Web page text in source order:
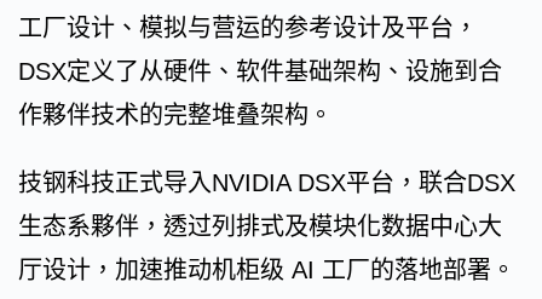
工厂设计、模拟与营运的参考设计及平台，
DSX定义了从硬件、软件基础架构、设施到合
作夥伴技术的完整堆叠架构。
技钢科技正式导入NVIDIA DSX平台，联合DSX
生态系夥伴，透过列排式及模块化数据中心大
厅设计，加速推动机柜级 AI 工厂的落地部署。